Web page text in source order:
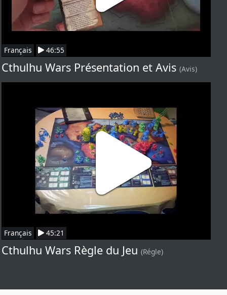
Français 46:55
Cthulhu Wars Présentation et Avis (Avis)
Français 45:21
Cthulhu Wars Règle du Jeu (Régle)